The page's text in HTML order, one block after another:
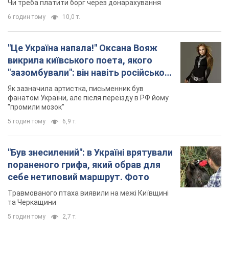
Чи треба платити борг через донарахування
6 годин тому 10,0 т.
"Це Україна напала!" Оксана Вояж
викрила київського поета, якого
"зазомбували": він навіть російської
не знав, а тепер хоче геноциду
українців
Як зазначила артистка, письменник був
фанатом України, але після переїзду в РФ йому
"промили мозок"
5 годин тому 6,9 т.
"Був знесилений": в Україні врятували
пораненого грифа, який обрав для
себе нетиповий маршрут. Фото
Травмованого птаха виявили на межі Київщині
та Черкащини
5 годин тому 2,7 т.